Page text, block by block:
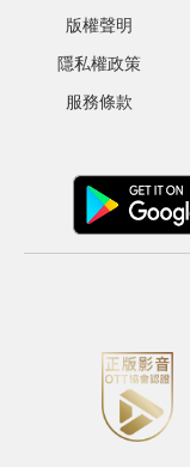
版權聲明
隱私權政策
服務條款